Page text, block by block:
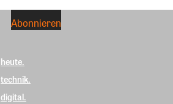
heute.
technik.
digital.